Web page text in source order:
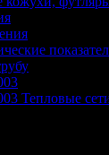
Тепловые